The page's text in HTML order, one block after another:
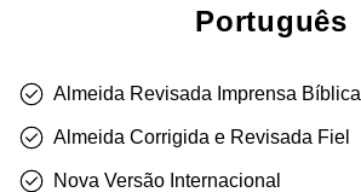
Português
Almeida Revisada Imprensa Bíblica
Almeida Corrigida e Revisada Fiel
Nova Versão Internacional